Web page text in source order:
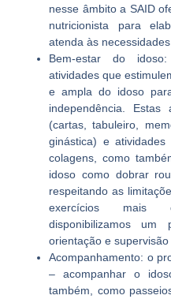
nesse âmbito a SAID
nutricionista para
atenda às
Bem-estar do
atividades que
e ampla do idoso
independência. Estas
(cartas, tabuleiro,
ginástica) e atividades
colagens, como
idoso como dobrar
respeitando as
exercícios mais
disponibilizamos um
orientação e
Acompanhamento: o
– acompanhar o
também, como